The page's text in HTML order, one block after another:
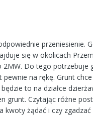
przeniesienie.
się w okolicach
Do tego potrzebuje
na rękę. Grunt
to na działce
grunt. Czytając różne
żądać i czy zgadzać